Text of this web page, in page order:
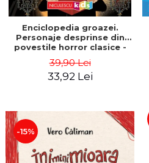
Enciclopedia groazei.
Personaje desprinse din
povestile horror clasice -
39,90 Lei
33,92 Lei
-15%